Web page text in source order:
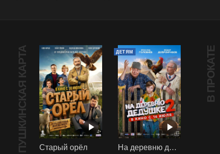
ПУШКИНСКАЯ КАРТА Старый орёл
ДЕТЯМ
На деревню дедушке 2
В ПРОКАТЕ